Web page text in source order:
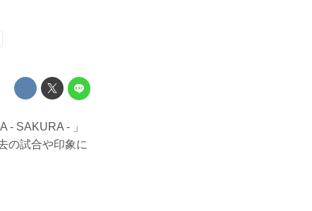
- SAKURA - 」
の試合や印象に